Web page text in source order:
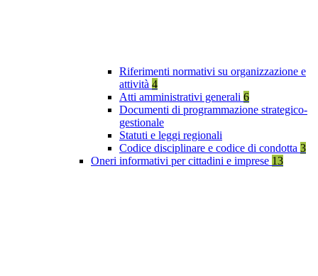
Riferimenti normativi su organizzazione e
attività 4
Atti amministrativi generali 6
Documenti di programmazione strategico-
gestionale
Statuti e leggi regionali
Codice disciplinare e codice di condotta 3
Oneri informativi per cittadini e imprese 13